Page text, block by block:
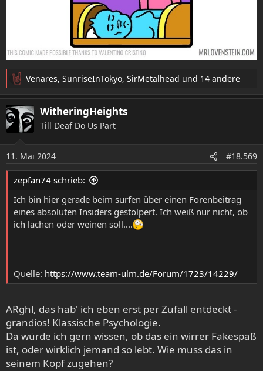
R
e
a
k
t
n
e
n
Venares, SunriseInTokyo, SirMetalhead und 14 andere
WitheringHeights
Till Deaf Do Us Part
11. Mai 2024 #18.569
zepfan74 schrieb:
Ich bin hier gerade beim surfen über einen Forenbeitrag
eines absoluten Insiders gestolpert. Ich weiß nur nicht, ob
ich lachen oder weinen soll....
Quelle: https://www.team-ulm.de/Forum/1723/14229/
ARghl, das hab' ich eben erst per Zufall entdeckt -
grandios! Klassische Psychologie.
Da würde ich gern wissen, ob das ein wirrer Fakespaß
ist, oder wirklich jemand so lebt. Wie muss das in
seinem Kopf zugehen?